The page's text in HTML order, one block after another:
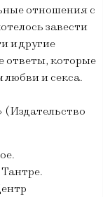
отношения с
завести
и другие
ответы, которые
и секса.